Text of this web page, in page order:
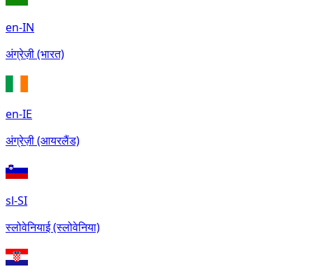
en-IN
अंग्रेज़ी (भारत)
en-IE
अंग्रेज़ी (आयरलैंड)
sl-SI
स्लोवेनियाई (स्लोवेनिया)